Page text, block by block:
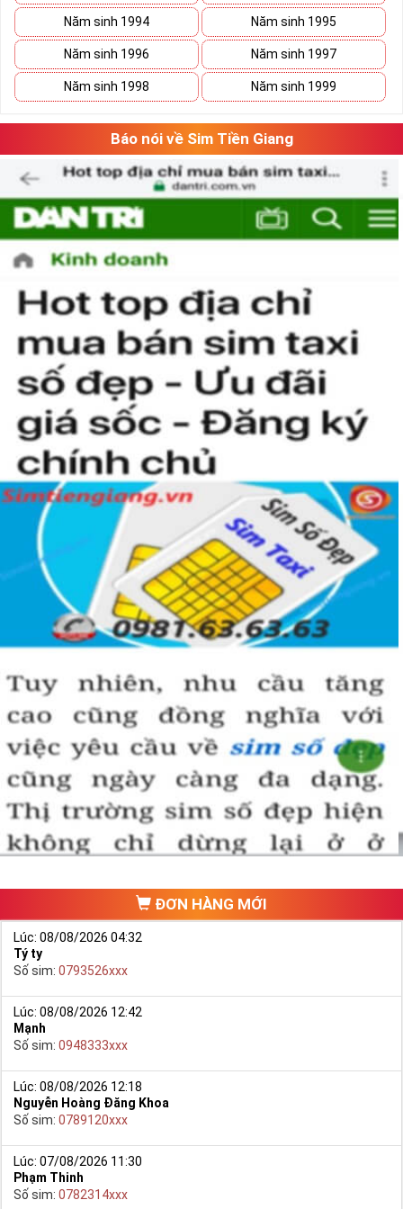
Chọn Mua Sim Số Đẹp Giá Rẻ
Bạn cũng sẽ không có nhiều thời gian để do dự, bởi kho sim
giảm giá sẽ ngày càng cạn kiệt và đến khi đó, dù sim số xấu
nhưng giá bán cao cũng là điều hết sức bình thường.Đôi khi
có một số khách hàng chuyên đi săn lùng những loại sim giảm
giá, sim số đẹp giá rẻ này về bán lại cho những người không
tìm được loại sim giảm giá này để có lãi,
chính vì thế tại sao chúng ta lại không săn lùng sim giảm
giá sim số đẹp giá rẻ này để đầu tư sinh lãi thỏa sức niềm
đam mê sim số đẹp.
Tham khảo thêm:
SỐC Kho Sim Số Đẹp Giá Dưới
500k Siêu Đẹp
Thế Nào Là Sim Phong Thủy?
Sim phong thủylà số sim được tính toán theo các nguyên
tắc số học phương đông như lục thập tứ quái, ngũ hành sinh
khắc, âm dương tương phối, cửu tinh đồ pháp và hội tụ đầy
đủ những yếu tố để tạo ra một sim số đẹp phong thủy hợp
tuổi hợp mệnh với người dùng.
Năm sinh 1994 Năm sinh 1995
Năm sinh 1996 Năm sinh 1997
Năm sinh 1998 Năm sinh 1999
Báo nói về Sim Tiền Giang
ĐƠN HÀNG MỚI
Lúc: 08/08/2026 04:32
Tý ty
Số sim: 0793526xxx
Lúc: 08/08/2026 12:42
Mạnh
Số sim: 0948333xxx
Lúc: 08/08/2026 12:18
Nguyễn Hoàng Đăng Khoa
Số sim: 0789120xxx
Lúc: 07/08/2026 11:30
Phạm Thinh
Số sim: 0782314xxx